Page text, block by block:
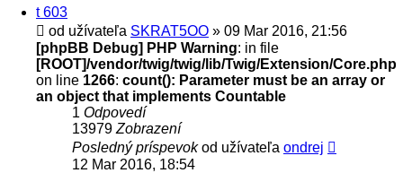
t 603
od užívateľa SKRAT5OO » 09 Mar 2016, 21:56
[phpBB Debug] PHP Warning: in file
[ROOT]/vendor/twig/twig/lib/Twig/Extension/Core.php
on line 1266: count(): Parameter must be an array or
an object that implements Countable
1 Odpovedí
13979 Zobrazení
Posledný príspevokod užívateľa ondrej
12 Mar 2016, 18:54